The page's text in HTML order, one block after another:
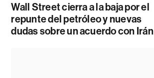
Wall Street cierra a la baja por el
repunte del petróleo y nuevas
dudas sobre un acuerdo con Irán